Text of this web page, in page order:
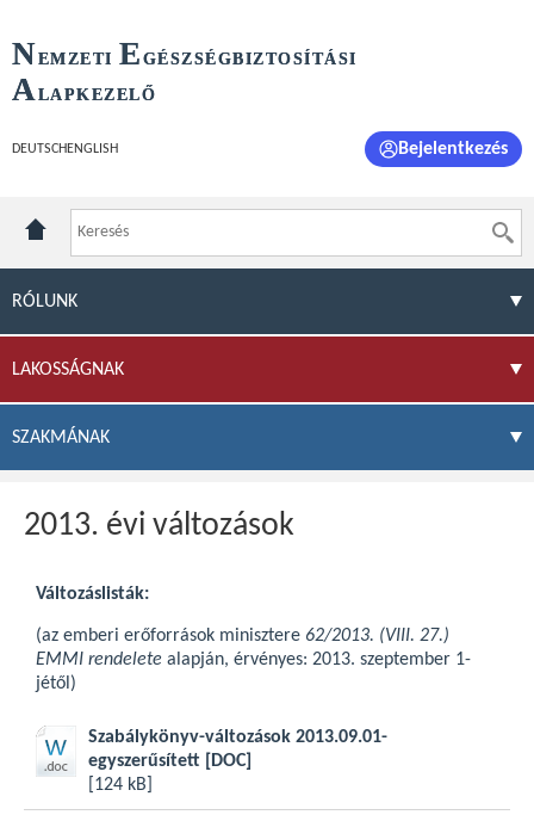
NEMZETI E GÉSZSÉGBIZTOSÍTÁSI
ALAPKEZELŐ
DEUTSCH ENGLISH Bejelentkezés
RÓLUNK
LAKOSSÁGNAK
SZAKMÁNAK
2013. évi változások
Változáslisták:
(az emberi erőforrások minisztere 62/2013. (VIII. 27.)
EMMI rendelete alapján, érvényes: 2013. szeptember 1-
jétől)
Szabálykönyv-változások 2013.09.01-
egyszerűsített
[DOC]
[124 kB]